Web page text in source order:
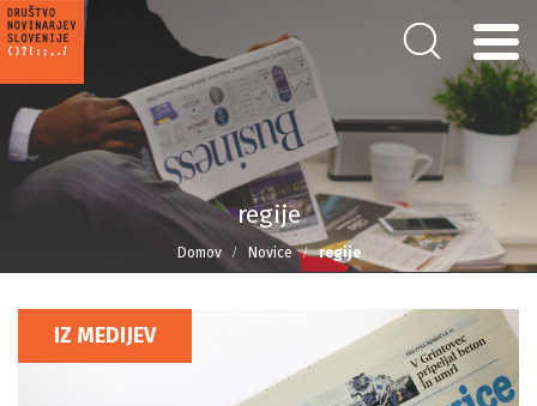
regije
Domov Novice regije
IZ MEDIJEV